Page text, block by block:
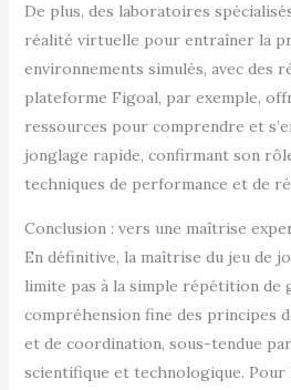
De plus, des laboratoires
réalité virtuelle pour entraîner la
environnements simulés, avec des
plateforme Figoal, par exemple,
ressources pour comprendre et
jonglage rapide, confirmant son
techniques de performance et de
Conclusion : vers une maîtrise
En définitive, la maîtrise du jeu de
limite pas à la simple répétition de
compréhension fine des principes
et de coordination, sous-tendue
scientifique et technologique. Pour